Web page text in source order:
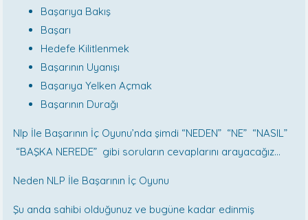
Başarıya Bakış
Başarı
Hedefe Kilitlenmek
Başarının Uyanışı
Başarıya Yelken Açmak
Başarının Durağı
Nlp İle Başarının İç Oyunu’nda şimdi “NEDEN” “NE” “NASIL”
“BAŞKA NEREDE” gibi soruların cevaplarını arayacağız…
Neden NLP İle Başarının İç Oyunu
Şu anda sahibi olduğunuz ve bugüne kadar edinmiş